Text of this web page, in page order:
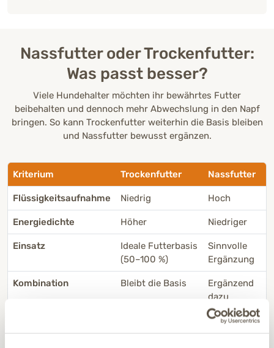
Nassfutter oder Trockenfutter:
Was passt besser?
Viele Hundehalter möchten ihr bewährtes Futter
beibehalten und dennoch mehr Abwechslung in den Napf
bringen. So kann Trockenfutter weiterhin die Basis bleiben
und Nassfutter bewusst ergänzen.
Kriterium Trockenfutter Nassfutter
Flüssigkeitsaufnahme Niedrig Hoch
Energiedichte Höher Niedriger
Einsatz
Ideale Futterbasis
(50–100 %)
Sinnvolle
Ergänzung
Kombination Bleibt die Basis
Ergänzend
dazu